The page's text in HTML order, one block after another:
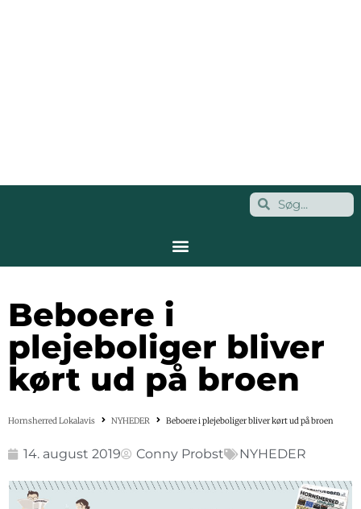
Beboere i
plejeboliger bliver
kørt ud på broen
Hornsherred Lokalavis NYHEDER Beboere i plejeboliger bliver kørt ud på broen
14. august 2019 Conny Probst NYHEDER